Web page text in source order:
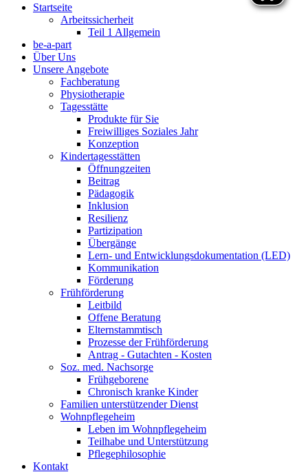
Startseite
Arbeitssicherheit
Teil 1 Allgemein
be-a-part
Über Uns
Unsere Angebote
Fachberatung
Physiotherapie
Tagesstätte
Produkte für Sie
Freiwilliges Soziales Jahr
Konzeption
Kindertagesstätten
Öffnungzeiten
Beitrag
Pädagogik
Inklusion
Resilienz
Partizipation
Übergänge
Lern- und Entwicklungsdokumentation (LED)
Kommunikation
Förderung
Frühförderung
Leitbild
Offene Beratung
Elternstammtisch
Prozesse der Frühförderung
Antrag - Gutachten - Kosten
Soz. med. Nachsorge
Frühgeborene
Chronisch kranke Kinder
Familien unterstützender Dienst
Wohnpflegeheim
Leben im Wohnpflegeheim
Teilhabe und Unterstützung
Pflegephilosophie
Kontakt